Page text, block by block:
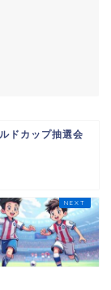
ドカップ抽選会